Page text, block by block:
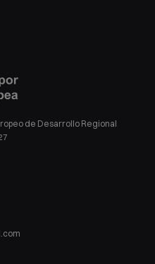
de Desarrollo Regional